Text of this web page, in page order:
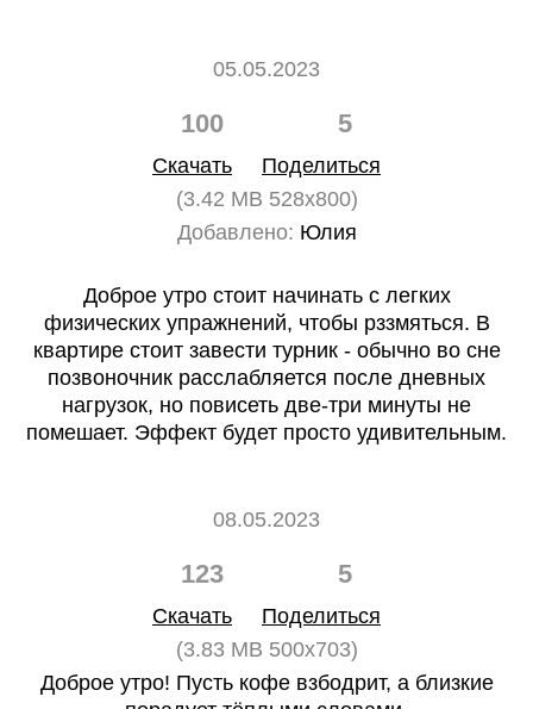
05.05.2023
100 5
Скачать
Поделиться
(3.42 MB 528x800)
Добавлено: Юлия
Доброе утро стоит начинать с легких
физических упражнений, чтобы рззмяться. В
квартире стоит завести турник - обычно во сне
позвоночник расслабляется после дневных
нагрузок, но повисеть две-три минуты не
помешает. Эффект будет просто удивительным.
08.05.2023
123 5
Скачать
Поделиться
(3.83 MB 500x703)
Доброе утро! Пусть кофе взбодрит, а близкие